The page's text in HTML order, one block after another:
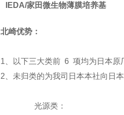
IEDA/家田微生物薄膜培养基
北崎优势：
1、以下三大类前 6 项均为日本原
2、未归类的为我司日本本社向日
光源类：